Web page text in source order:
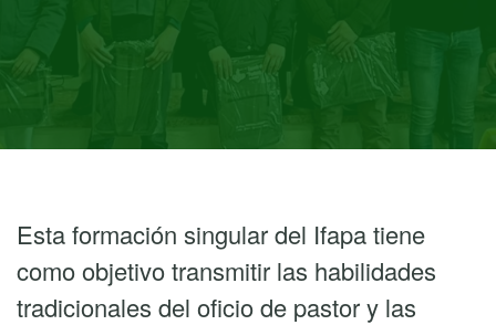
Esta formación singular del Ifapa tiene
como objetivo transmitir las habilidades
tradicionales del oficio de pastor y las